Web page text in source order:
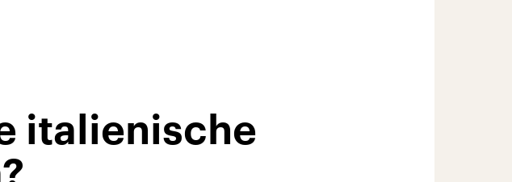
italienische